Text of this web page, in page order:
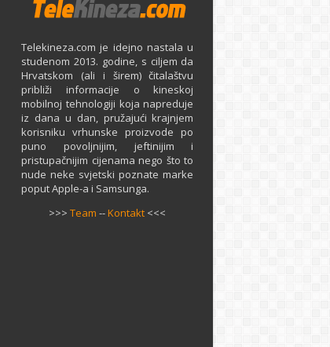
Telekineza.com je idejno nastala u
studenom 2013. godine, s ciljem da
Hrvatskom (ali i širem) čitalaštvu
približi informacije o kineskoj
mobilnoj tehnologiji koja napreduje
iz dana u dan, pružajući krajnjem
korisniku vrhunske proizvode po
puno povoljnijim, jeftinijim i
pristupačnijim cijenama nego što to
nude neke svjetski poznate marke
poput Apple-a i Samsunga.
>>>Team --Kontakt <<<